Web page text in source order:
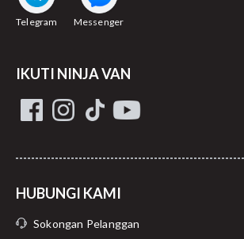
Telegram Messenger
IKUTI NINJA VAN
HUBUNGI KAMI
Sokongan Pelanggan